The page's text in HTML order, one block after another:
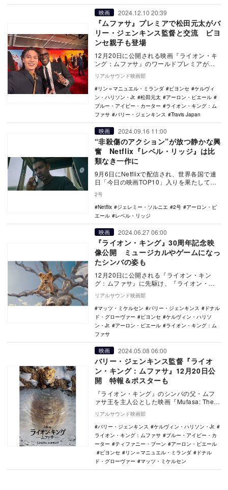
映画 2024.12.10 20:39
『ムファサ』プレミアで松田元太がバ
リー・ジェンキンス監督と交流 ビヨ
ンセ親子も登場
12月20日に公開される映画『ライオン・キ
ング：ムファサ』のワールドプレミアが、
現地時間12月9日にアメリカ・ロサンゼルス
で開催…
リアルサウンド映画部
リン＝マニュエル・ミランダ
ビヨンセ
ケルヴィ
ン・ハリソン・Jr.
松田元太
アーロン・ピエール
ブルー・アイビー・カーター
ライオン・キング：ム
ファサ
バリー・ジェンキンス Travis Japan
映画 2024.09.16 11:00
“非殺傷のアクション”が放つ静かな興
奮 Netflix『レベル・リッジ』は比
類なき一作に
9月6日にNetflixで配信され、世界各国で連
日「今日の映画TOP10」入りを果たしてい
鬼…
2号
Netflix
ジェレミー・ソルニエ 2号
アーロン・ピ
エール
レベル・リッジ
映画 2024.06.27 06:00
『ライオン・キング』30周年記念映
像公開 ミュージカルやゲームになっ
たシンバの姿も
12月20日に公開される『ライオン・キン
グ：ムファサ』に先駆け、『ライオン・キ
ング』の30周年記念映像が公開された。
壮大な…
リアルサウンド映画部
マッツ・ミケルセン
バリー・ジェンキンス
ドナル
ド・グローヴァー
ビヨンセ
ケルヴィン・ハリソ
ン・Jr.
アーロン・ピエール
ライオン・キング：ム
ファサ
映画 2024.05.08 06:00
バリー・ジェンキンス監督『ライオ
ン・キング：ムファサ』12月20日公
開 特報＆ポスターも
『ライオン・キング』のシンバの父・ムフ
ァサ王を主人公とした映画『Mufasa: The
Lion King（原題）』が、『ライオ…
リアルサウンド映画部
バリー・ジェンキンス
ケルヴィン・ハリソン・Jr.
ライオン・キング：ムファサ
ブルー・アイビー・カ
ーター
ティファニー・ブーン
アーロン・ピエール
ビヨンセ
リン＝マニュエル・ミランダ
ドナル
ド・グローヴァー
マッツ・ミケルセン